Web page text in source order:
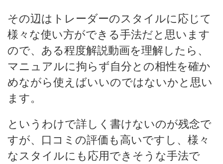
その辺はトレーダーのスタイルに応じて
様々な使い方ができる手法だと思います
ので、ある程度解説動画を理解したら、
マニュアルに拘らず自分との相性を確か
めながら使えばいいのではないかと思い
ます。
というわけで詳しく書けないのが残念で
すが、口コミの評価も高いですし、様々
なスタイルにも応用できそうな手法で